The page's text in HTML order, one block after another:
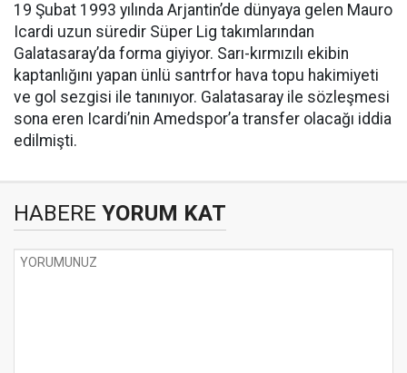
19 Şubat 1993 yılında Arjantin’de dünyaya gelen Mauro
Icardi uzun süredir Süper Lig takımlarından
Galatasaray’da forma giyiyor. Sarı-kırmızılı ekibin
kaptanlığını yapan ünlü santrfor hava topu hakimiyeti
ve gol sezgisi ile tanınıyor. Galatasaray ile sözleşmesi
sona eren Icardi’nin Amedspor’a transfer olacağı iddia
edilmişti.
HABERE YORUM KAT